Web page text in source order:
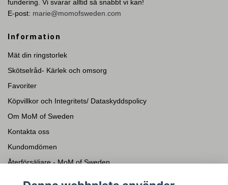
fundering. Vi svarar alltid så snabbt vi kan!
E-post: marie@momofsweden.com
Information
Mät din ringstorlek
Skötselråd- Kärlek och omsorg
Favoriter
Köpvillkor och Integritets/ Dataskyddspolicy
Om MoM of Sweden
Kontakta oss
Kundomdömen
Återförsäljare - MoM of Sweden